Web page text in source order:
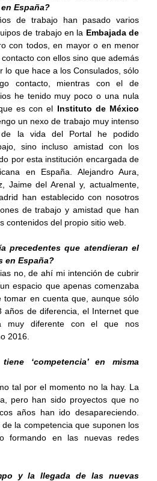
España?
de trabajo han pasado varios
de trabajo en la Embajada de
con todos, en mayor o en menor
con ellos sino que además
lo que hace a los Consulados, sólo
contacto, mientras con el de
he tenido muy poco o una nula
es con el Instituto de México
un nexo de trabajo muy intenso
la vida del Portal he podido
sino incluso amistad con los
por esta institución encargada de
en España. Alejandro Aura,
Jaime del Arenal y, actualmente,
han establecido con nosotros
de trabajo y amistad que han
contenidos del propio sitio web.
precedentes que atendieran el
en España?
no, de ahí mi intención de cubrir
espacio que apenas comenzaba
tomar en cuenta que, aunque sólo
años de diferencia, el Internet que
muy diferente con el que nos
2016.
‘competencia’ en misma
tal por el momento no la hay. La
pero han sido proyectos que no
años han ido desapareciendo.
la competencia que suponen los
formando en las nuevas redes
y la llegada de las nuevas